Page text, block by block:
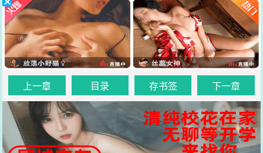
上一章 目录 存书签 下一章